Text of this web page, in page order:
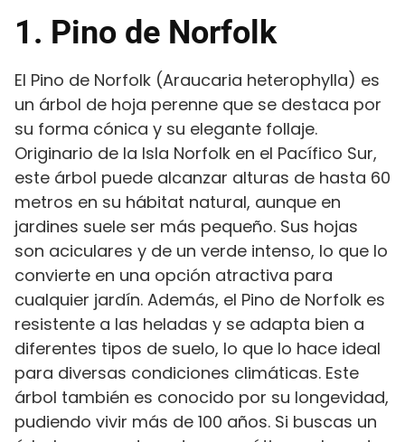
1. Pino de Norfolk
El Pino de Norfolk (Araucaria heterophylla) es
un árbol de hoja perenne que se destaca por
su forma cónica y su elegante follaje.
Originario de la Isla Norfolk en el Pacífico Sur,
este árbol puede alcanzar alturas de hasta 60
metros en su hábitat natural, aunque en
jardines suele ser más pequeño. Sus hojas
son aciculares y de un verde intenso, lo que lo
convierte en una opción atractiva para
cualquier jardín. Además, el Pino de Norfolk es
resistente a las heladas y se adapta bien a
diferentes tipos de suelo, lo que lo hace ideal
para diversas condiciones climáticas. Este
árbol también es conocido por su longevidad,
pudiendo vivir más de 100 años. Si buscas un